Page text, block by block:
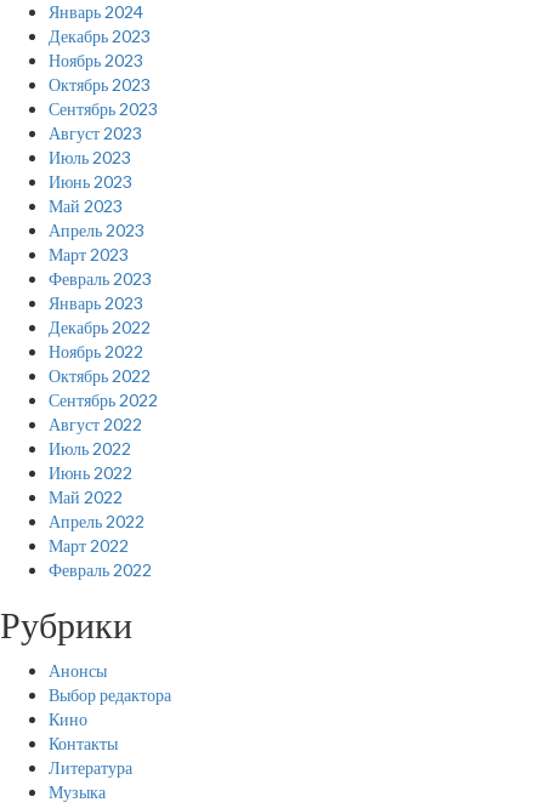
Январь 2024
Декабрь 2023
Ноябрь 2023
Октябрь 2023
Сентябрь 2023
Август 2023
Июль 2023
Июнь 2023
Май 2023
Апрель 2023
Март 2023
Февраль 2023
Январь 2023
Декабрь 2022
Ноябрь 2022
Октябрь 2022
Сентябрь 2022
Август 2022
Июль 2022
Июнь 2022
Май 2022
Апрель 2022
Март 2022
Февраль 2022
Рубрики
Анонсы
Выбор редактора
Кино
Контакты
Литература
Музыка